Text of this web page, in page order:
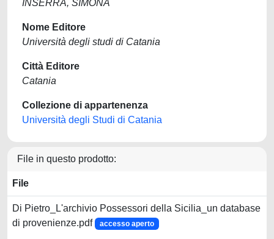
INSERRA, SIMONA
Nome Editore
Università degli studi di Catania
Città Editore
Catania
Collezione di appartenenza
Università degli Studi di Catania
File in questo prodotto:
File
Di Pietro_L'archivio Possessori della Sicilia_un database
di provenienze.pdf
accesso aperto